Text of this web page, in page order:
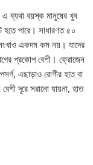
বয়স্ক মানুষের খুব
পারে। সাধারণত ৫০
একদম কম নয়। যাদের
প্রকোপ বেশী। ফ্রোজেন
এছাড়াও রোগীর হাত বা
দূরে সরানো যায়না, হাত